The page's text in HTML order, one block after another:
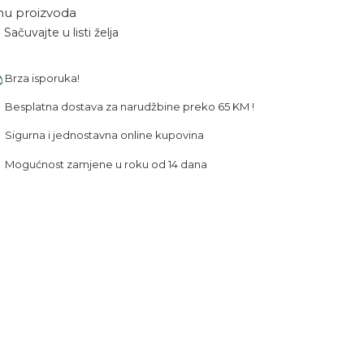
proizvoda
Sačuvajte u listi želja
Brza isporuka!
Besplatna dostava za narudžbine preko 65 KM !
Sigurna i jednostavna online kupovina
Mogućnost zamjene u roku od 14 dana